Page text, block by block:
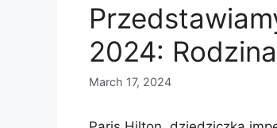
2024:
March 17, 2024